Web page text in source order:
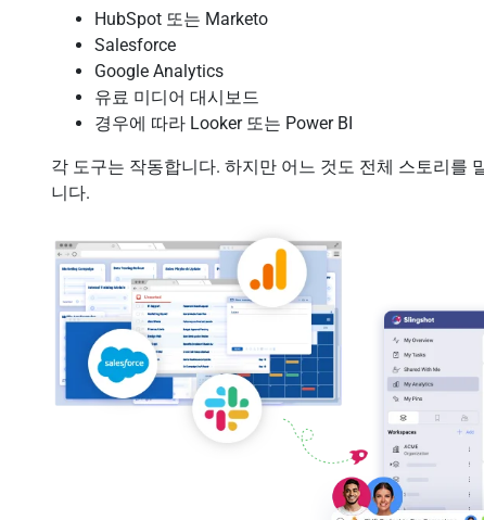
HubSpot 또는 Marketo
Salesforce
Google Analytics
유료 미디어 대시보드
경우에 따라 Looker 또는 Power BI
각 도구는 작동합니다. 하지만 어느 것도 전체 스토리를
니다.